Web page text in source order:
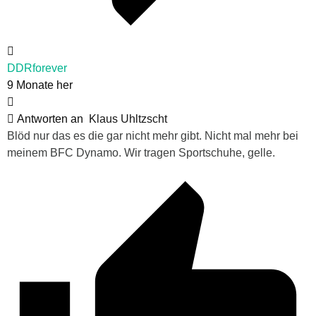
DDRforever
9 Monate her
Antworten an
Klaus Uhltzscht
Blöd nur das es die gar nicht mehr gibt. Nicht mal mehr bei
meinem BFC Dynamo. Wir tragen Sportschuhe, gelle.